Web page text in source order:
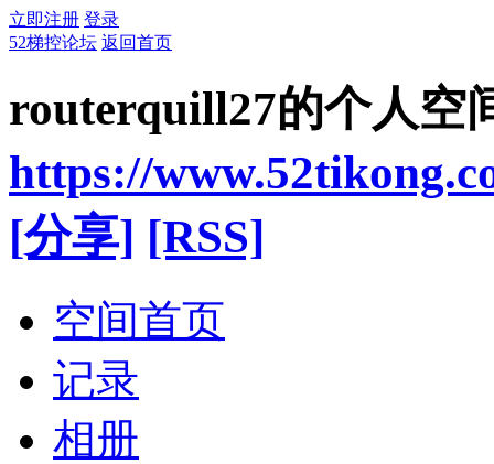
立即注册 登录
52梯控论坛 返回首页
routerquill27的个人空
https://
[分享] [RSS]
空间首页
记录
相册